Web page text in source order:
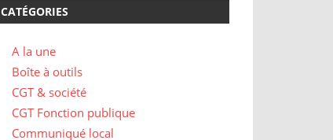
CATÉGORIES
A la une
Boîte à outils
CGT & société
CGT Fonction publique
Communiqué local